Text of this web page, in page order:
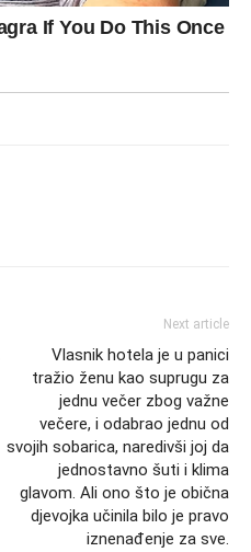
Next article
Vlasnik hotela je u panici
tražio ženu kao suprugu za
jednu večer zbog važne
večere, i odabrao jednu od
svojih sobarica, naredivši joj da
jednostavno šuti i klima
glavom. Ali ono što je obična
djevojka učinila bilo je pravo
iznenađenje za sve.